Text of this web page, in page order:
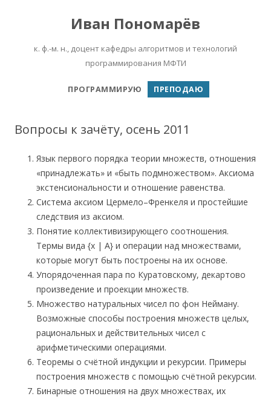
Иван Пономарёв
к. ф.-м. н., доцент кафедры алгоритмов и технологий
программирования МФТИ
Перейти к содержимому
ПРОГРАММИРУЮ ПРЕПОДАЮ
Вопросы к зачёту, осень 2011
Язык первого порядка теории множеств, отношения
«принадлежать» и «быть подмножеством». Аксиома
экстенсиональности и отношение равенства.
Система аксиом Цермело–Френкеля и простейшие
следствия из аксиом.
Понятие коллективизирующего соотношения.
Термы вида {x | A} и операции над множествами,
которые могут быть построены на их основе.
Упорядоченная пара по Куратовскому, декартово
произведение и проекции множеств.
Множество натуральных чисел по фон Нейману.
Возможные способы построения множеств целых,
рациональных и действительных чисел с
арифметическими операциями.
Теоремы о счётной индукции и рекурсии. Примеры
построения множеств с помощью счётной рекурсии.
Бинарные отношения на двух множествах, их